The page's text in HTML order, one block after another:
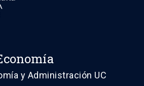
y Administración UC